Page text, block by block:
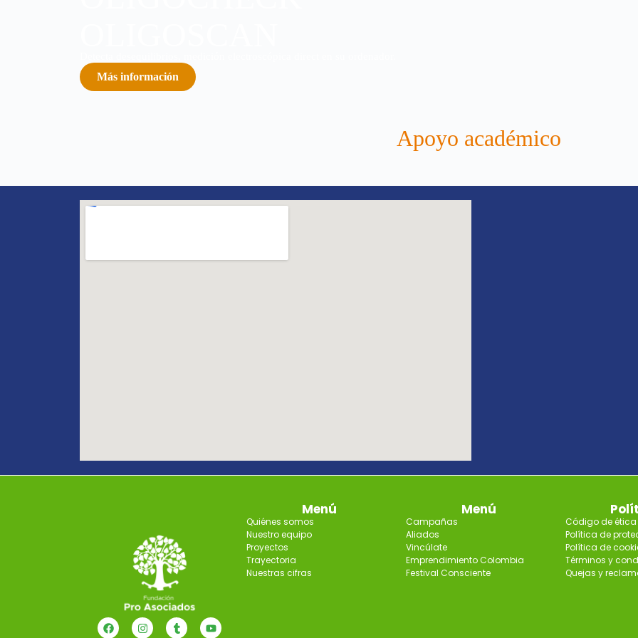
Más información
Apoyo académico
Menú
Quiénes somos
Nuestro equipo
Proyectos
Trayectoria
Nuestras cifras
Menú
Campañas
Aliados
Vincúlate
Emprendimiento Colombia
Festival Consciente
Código de
Política de
Política de
Términos y
Quejas y